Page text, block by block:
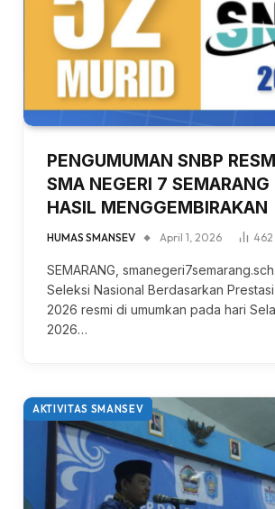
PENGUMUMAN SNBP
SMA NEGERI 7 SEMARANG
HASIL MENGGEMBIRAKAN
HUMAS SMANSEV April 1, 2026 462
SEMARANG,
Seleksi Nasional Berdasarkan
2026 resmi di umumkan pada hari
2026…
AKTIVITAS SMANSEV